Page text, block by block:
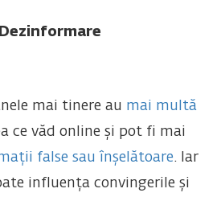
mai tinere au mai multă
ce văd online și pot fi mai
false sau înșelătoare. Iar
influența convingerile și